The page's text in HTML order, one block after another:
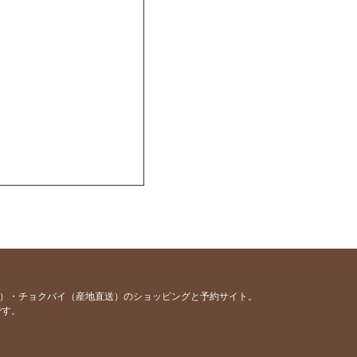
チョクバイ（産地直送）のショッピングと予約サイト。
。